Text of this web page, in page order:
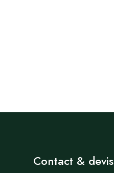
Contact & devis